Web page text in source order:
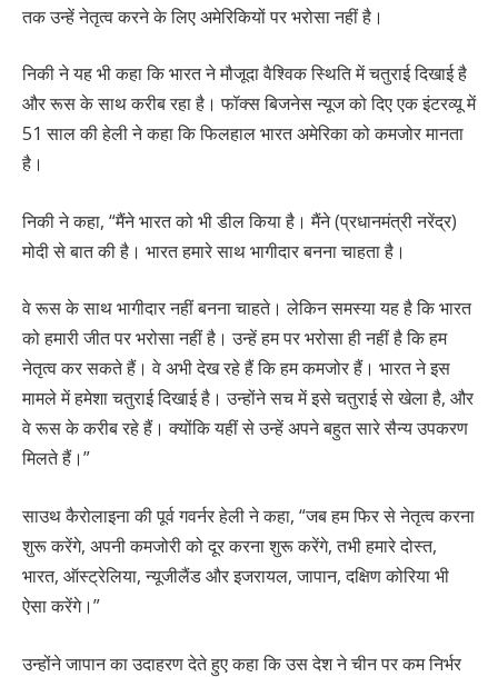
तक उन्हें नेतृत्व करने के लिए अमेरिकियों पर भरोसा नहीं है।
निकी ने यह भी कहा कि भारत ने मौजूदा वैश्विक स्थिति में चतुराई दिखाई है
और रूस के साथ करीब रहा है। फॉक्स बिजनेस न्यूज को दिए एक इंटरव्यू में
51 साल की हेली ने कहा कि फिलहाल भारत अमेरिका को कमजोर मानता
है।
निकी ने कहा, “मैंने भारत को भी डील किया है। मैंने (प्रधानमंत्री नरेंद्र)
मोदी से बात की है। भारत हमारे साथ भागीदार बनना चाहता है।
वे रूस के साथ भागीदार नहीं बनना चाहते। लेकिन समस्या यह है कि भारत
को हमारी जीत पर भरोसा नहीं है। उन्हें हम पर भरोसा ही नहीं है कि हम
नेतृत्व कर सकते हैं। वे अभी देख रहे हैं कि हम कमजोर हैं। भारत ने इस
मामले में हमेशा चतुराई दिखाई है। उन्होंने सच में इसे चतुराई से खेला है, और
वे रूस के करीब रहे हैं। क्योंकि यहीं से उन्हें अपने बहुत सारे सैन्य उपकरण
मिलते हैं।”
साउथ कैरोलाइना की पूर्व गवर्नर हेली ने कहा, “जब हम फिर से नेतृत्व करना
शुरू करेंगे, अपनी कमजोरी को दूर करना शुरू करेंगे, तभी हमारे दोस्त,
भारत, ऑस्ट्रेलिया, न्यूजीलैंड और इजरायल, जापान, दक्षिण कोरिया भी
ऐसा करेंगे।”
उन्होंने जापान का उदाहरण देते हुए कहा कि उस देश ने चीन पर कम निर्भर